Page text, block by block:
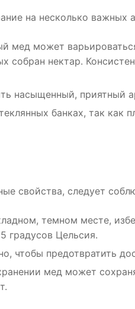
на несколько важных
мед может
собран нектар.
насыщенный, приятный
банках, так как
свойства, следует
темном месте,
градусов Цельсия.
чтобы предотвратить
мед может